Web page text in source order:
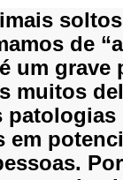
de
um grave
muitos
patologias
em